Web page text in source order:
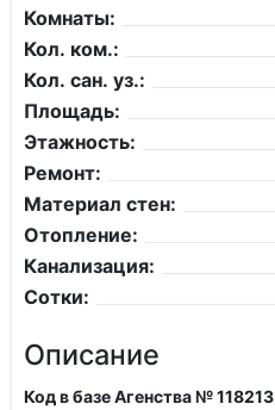
Комнаты:
Кол. ком.:
Кол. сан. уз.:
Площадь:
Этажность:
Ремонт:
Материал стен:
Отопление:
Канализация:
Сотки:
Описание
Код в базе Агенства № 118213